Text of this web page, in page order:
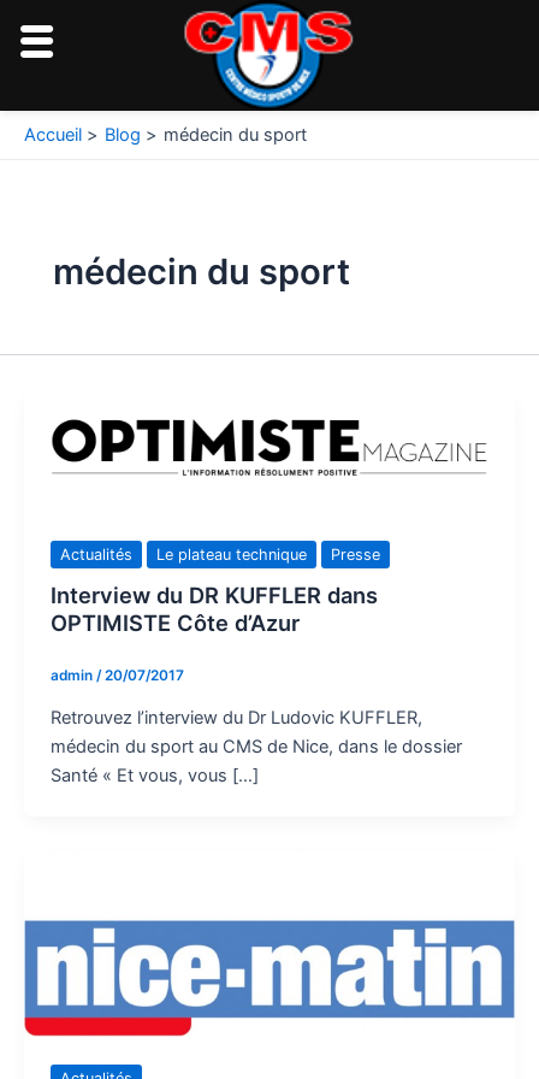
Accueil Blog médecin du sport
médecin du sport
Actualités Le plateau technique Presse
Interview du DR KUFFLER dans
OPTIMISTE Côte d’Azur
admin /20/07/2017
Retrouvez l’interview du Dr Ludovic KUFFLER,
médecin du sport au CMS de Nice, dans le dossier
Santé « Et vous, vous […]